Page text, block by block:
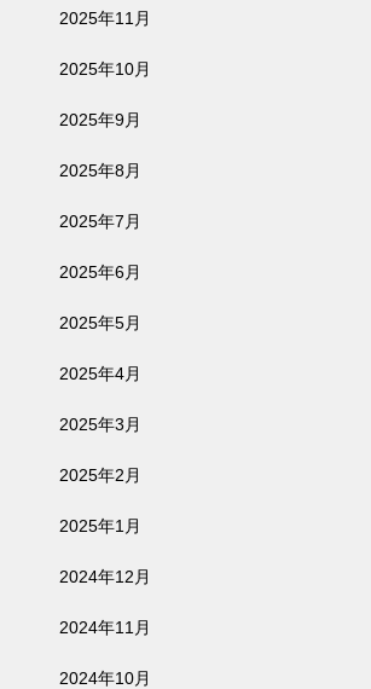
2025年11月
2025年10月
2025年9月
2025年8月
2025年7月
2025年6月
2025年5月
2025年4月
2025年3月
2025年2月
2025年1月
2024年12月
2024年11月
2024年10月